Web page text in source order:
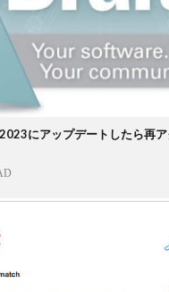
にアップデートしたら再ア